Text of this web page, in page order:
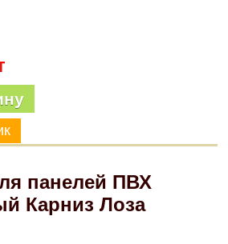
панелей ПВХ
Карниз Лоза